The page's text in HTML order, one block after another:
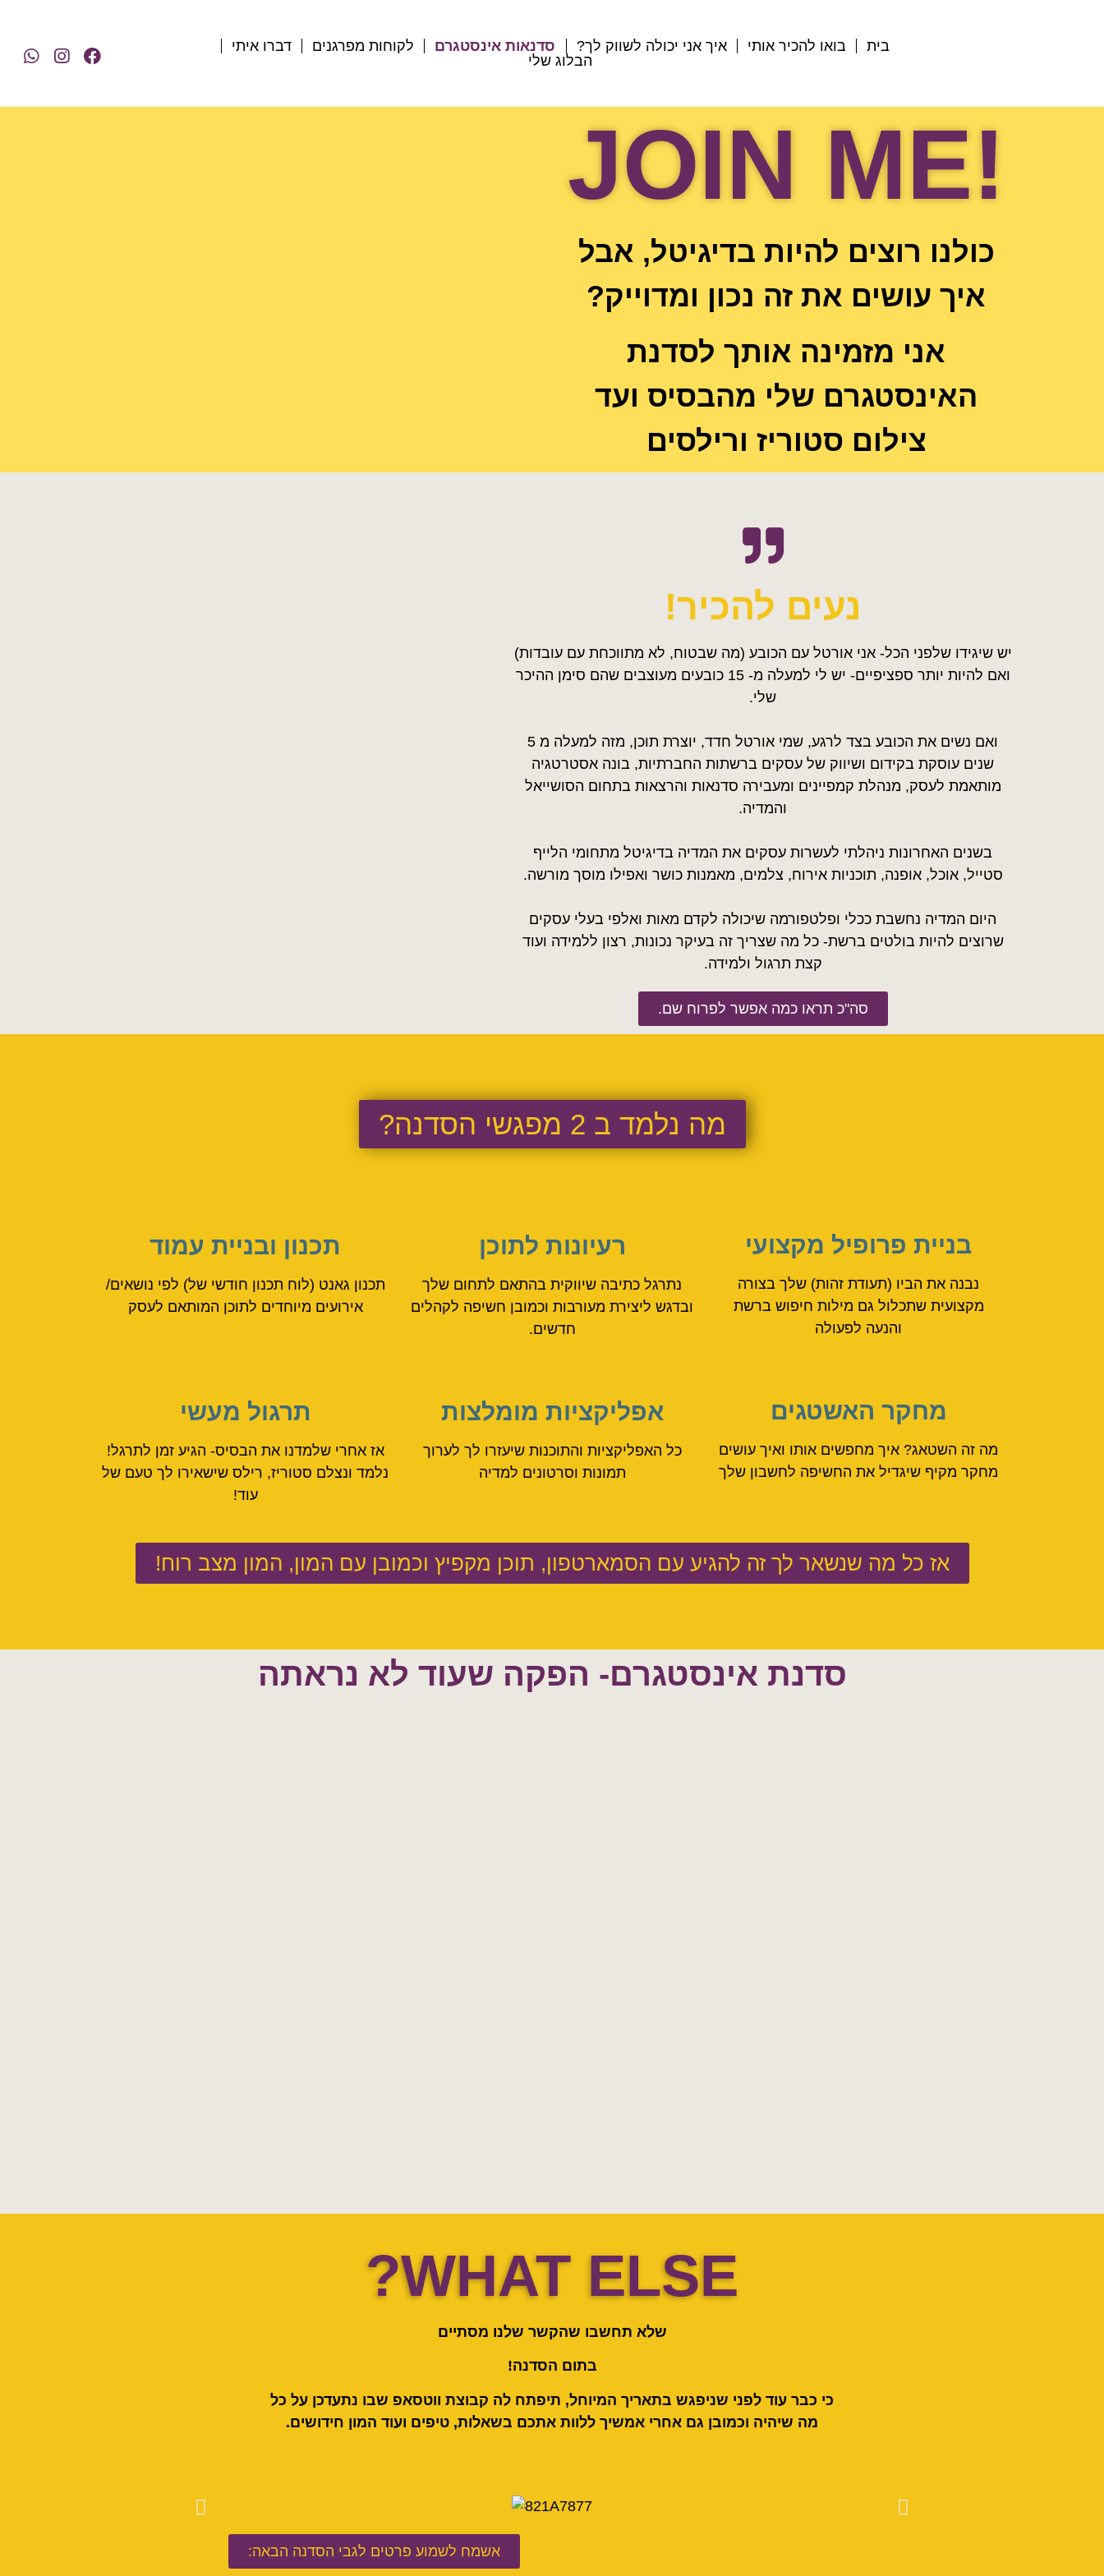
בית בואו להכיר אותי איך אני יכולה לשווק לך? סדנאות אינסטגרם לקוחות מפרגנים
דברו איתי
הבלוג שלי
!JOIN ME
כולנו רוצים להיות בדיגיטל, אבל
איך עושים את זה נכון ומדוייק?
אני מזמינה אותך לסדנת
האינסטגרם שלי מהבסיס ועד
צילום סטוריז ורילסים
נעים להכיר!
יש שיגידו שלפני הכל- אני אורטל עם הכובע (מה שבטוח, לא מתווכחת עם עובדות)
ואם להיות יותר ספציפיים- יש לי למעלה מ- 15 כובעים מעוצבים שהם סימן ההיכר
שלי.
ואם נשים את הכובע בצד לרגע, שמי אורטל חדד, יוצרת תוכן, מזה למעלה מ 5
שנים עוסקת בקידום ושיווק של עסקים ברשתות החברתיות, בונה אסטרטגיה
מותאמת לעסק, מנהלת קמפיינים ומעבירה סדנאות והרצאות בתחום הסושייאל
והמדיה.
בשנים האחרונות ניהלתי לעשרות עסקים את המדיה בדיגיטל מתחומי הלייף
סטייל, אוכל, אופנה, תוכניות אירוח, צלמים, מאמנות כושר ואפילו מוסך מורשה.
היום המדיה נחשבת ככלי ופלטפורמה שיכולה לקדם מאות ואלפי בעלי עסקים
שרוצים להיות בולטים ברשת- כל מה שצריך זה בעיקר נכונות, רצון ללמידה ועוד
קצת תרגול ולמידה.
סה"כ תראו כמה אפשר לפרוח שם.
מה נלמד ב 2 מפגשי הסדנה?
בניית פרופיל מקצועי
נבנה את הביו (תעודת זהות) שלך בצורה
מקצועית שתכלול גם מילות חיפוש ברשת
והנעה לפעולה
רעיונות לתוכן
נתרגל כתיבה שיווקית בהתאם לתחום שלך
ובדגש ליצירת מעורבות וכמובן חשיפה לקהלים
חדשים.
תכנון ובניית עמוד
תכנון גאנט (לוח תכנון חודשי של) לפי נושאים/
אירועים מיוחדים לתוכן המותאם לעסק
מחקר האשטגים
מה זה השטאג? איך מחפשים אותו ואיך עושים
מחקר מקיף שיגדיל את החשיפה לחשבון שלך
אפליקציות מומלצות
כל האפליקציות והתוכנות שיעזרו לך לערוך
תמונות וסרטונים למדיה
תרגול מעשי
אז אחרי שלמדנו את הבסיס- הגיע זמן לתרגל!
נלמד ונצלם סטוריז, רילס שישאירו לך טעם של
עוד!
אז כל מה שנשאר לך זה להגיע עם הסמארטפון, תוכן מקפיץ וכמובן עם המון, המון מצב רוח!
סדנת אינסטגרם- הפקה שעוד לא נראתה
WHAT ELSE?
שלא תחשבו שהקשר שלנו מסתיים
בתום הסדנה!
כי כבר עוד לפני שניפגש בתאריך המיוחל, תיפתח לה קבוצת ווטסאפ שבו נתעדכן על כל
מה שיהיה וכמובן גם אחרי אמשיך ללוות אתכם בשאלות, טיפים ועוד המון חידושים.
אשמח לשמוע פרטים לגבי הסדנה הבאה: